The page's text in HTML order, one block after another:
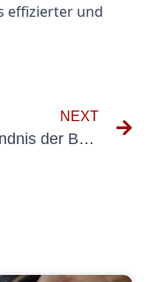
effizierter und
NEXT
Verständnis der Bedeutung von Ortsfeste Anlagen DGUV V3 für die Sicherheit am Arbeitsplatz